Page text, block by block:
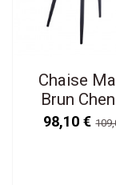
Chaise
Brun
98,10 €